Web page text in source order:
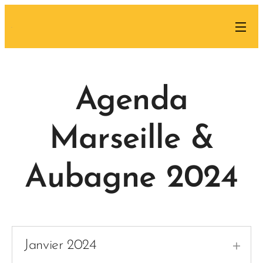
.
Agenda
Marseille &
Aubagne 2024
Janvier 2024